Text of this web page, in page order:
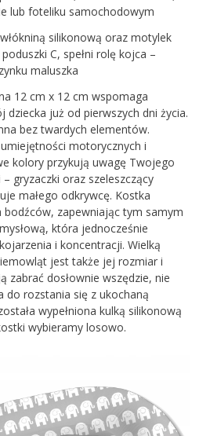
lub foteliku samochodowym
silikonową oraz motylek
C, spełni rolę kojca –
maluszka
12 cm x 12 cm wspomaga
dziecka już od pierwszych dni życia.
bez twardych elementów.
motorycznych i
kolory przykują uwagę Twojego
gryzaczki oraz szeleszczący
małego odkrywcę. Kostka
bodźców, zapewniając tym samym
która jednocześnie
i koncentracji. Wielką
jest także jej rozmiar i
zabrać dosłownie wszędzie, nie
do rozstania się z ukochaną
wypełniona kulką silikonową
wybieramy losowo.